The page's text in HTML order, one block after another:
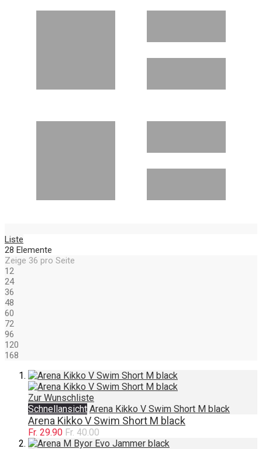
Liste
28 Elemente
Zeige 36 pro Seite
12
24
36
48
60
72
96
120
168
Zur Wunschliste
Schnellansicht Arena Kikko V Swim Short M black
Arena Kikko V Swim Short M black
Fr. 29.90 Fr. 40.00